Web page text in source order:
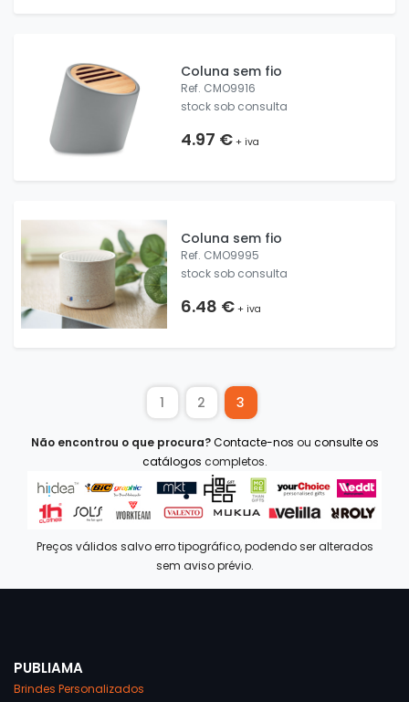
Coluna sem fio
Ref. CMO9916
stock sob consulta
4.97 €+ iva
Coluna sem fio
Ref. CMO9995
stock sob consulta
6.48 €+ iva
1 2 3
Não encontrou o que procura? Contacte-nos ou consulte os
catálogos completos.
Preços válidos salvo erro tipográfico, podendo ser alterados
sem aviso prévio.
PUBLIAMA
Brindes Personalizados